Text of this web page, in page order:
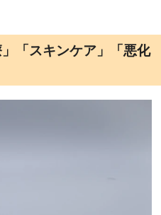
「スキンケア」「悪化